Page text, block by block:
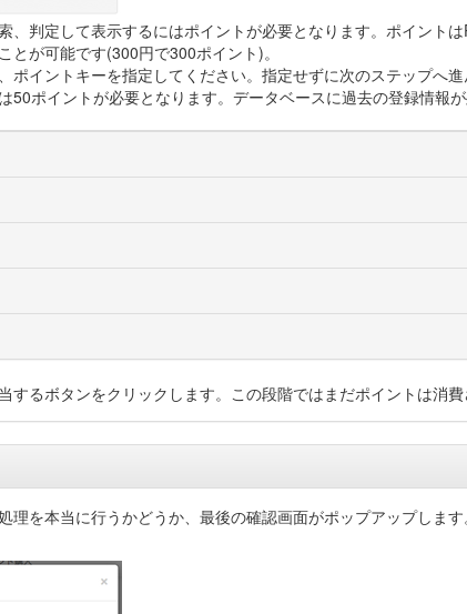
、判定して表示するにはポイントが必要となります。ポイント
が可能です(300円で300ポイント)。
ポイントキーを指定してください。指定せずに次のステップへ
50ポイントが必要となります。データベースに過去の登録情
るボタンをクリックします。この段階ではまだポイントは消費
を本当に行うかどうか、最後の確認画面がポップアップします